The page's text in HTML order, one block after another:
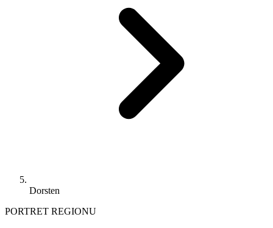
Dorsten
PORTRET REGIONU